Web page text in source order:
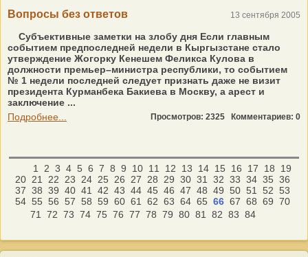
Вопросы без ответов 13 сентября 2005
Субъективные заметки на злобу дня Если главным
событием предпоследней недели в Кыргызстане стало
утверждение Жогорку Кенешем Феликса Кулова в
должности премьер–министра республики, то событием
№ 1 недели последней следует признать даже не визит
президента Курманбека Бакиева в Москву, а арест и
заключение ...
Подробнее...
Просмотров: 2325 Комментариев: 0
1 2 3 4 5 6 7 8 9 10 11 12 13 14 15 16 17 18
19
20 21 22 23 24 25 26 27 28 29 30 31 32 33 34 35 36
37 38 39 40 41 42 43 44 45 46 47 48 49 50 51 52 53
54 55 56 57 58 59 60 61 62 63 64 65 66 67 68 69 70
71
72 73 74 75 76 77 78 79 80 81 82 83 84